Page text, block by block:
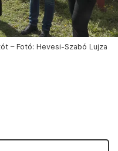
– Fotó: Hevesi-Szabó Lujza